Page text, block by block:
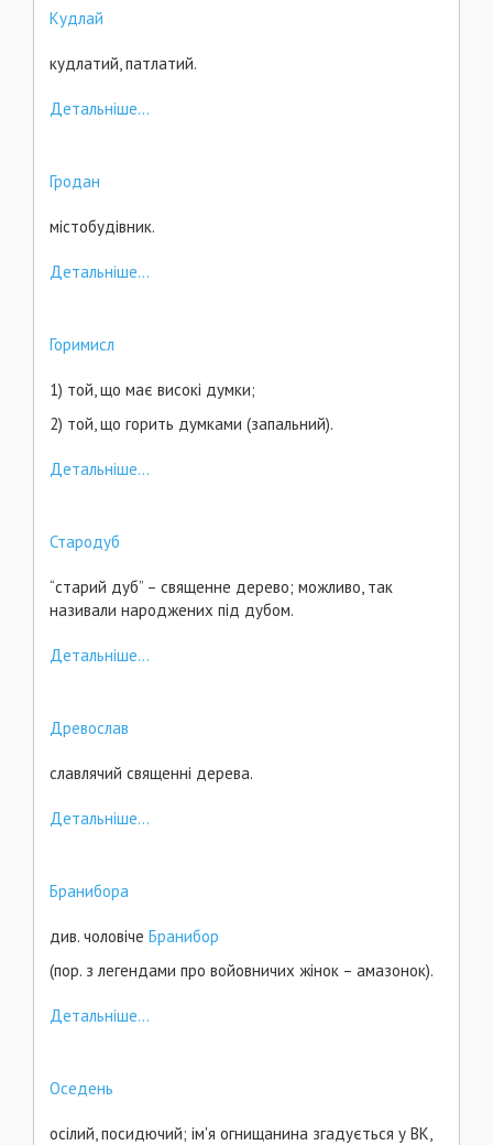
Кудлай
кудлатий, патлатий.
Детальніше...
Гродан
містобудівник.
Детальніше...
Горимисл
1) той, що має високі думки;
2) той, що горить думками (запальний).
Детальніше...
Стародуб
“старий дуб” – священне дерево; можливо, так
називали народжених під дубом.
Детальніше...
Древослав
славлячий священні дерева.
Детальніше...
Бранибора
див. чоловіче Бранибор
(пор. з легендами про войовничих жінок – амазонок).
Детальніше...
Оседень
осілий, посидючий; ім'я огнищанина згадується у ВК,